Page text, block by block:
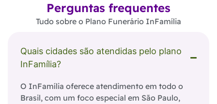
Perguntas frequentes
Tudo sobre o Plano Funerário InFamília
Quais cidades são atendidas pelo plano
InFamília?
O InFamília oferece atendimento em todo o
Brasil, com um foco especial em São Paulo,